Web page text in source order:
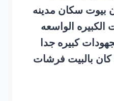
بيوت سكان مدينه
الواسعه
كبيره جدا
بالبيت فرشات